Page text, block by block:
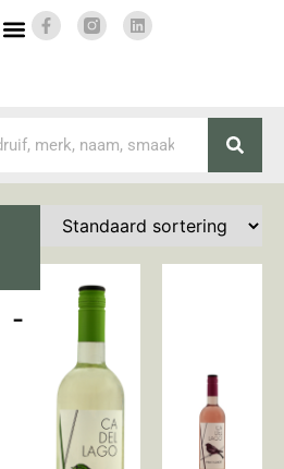
-